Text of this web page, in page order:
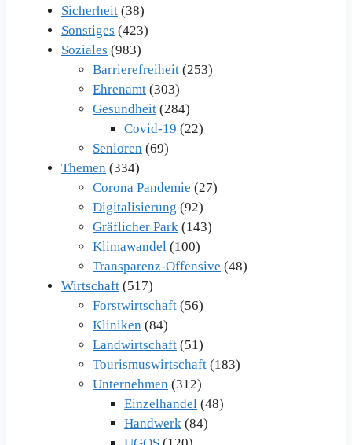
Sicherheit (38)
Sonstiges (423)
Soziales (983)
Barrierefreiheit (253)
Ehrenamt (303)
Gesundheit (284)
Covid-19 (22)
Senioren (69)
Themen (334)
Corona Pandemie (27)
Digitalisierung (92)
Gräflicher Park (143)
Klimawandel (100)
Transparenz-Offensive (48)
Wirtschaft (517)
Forstwirtschaft (56)
Kliniken (84)
Landwirtschaft (51)
Tourismuswirtschaft (183)
Unternehmen (312)
Einzelhandel (48)
Handwerk (84)